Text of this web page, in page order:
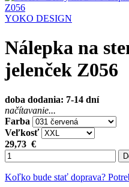
YOKO DESIGN
Nálepka na
jelenček Z056
doba dodania: 7-14 dní
načítavanie...
Farba
Veľkosť
29,73 €
Koľko bude stať doprava?